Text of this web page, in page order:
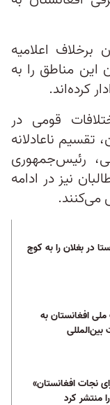
برخلاف اعلامیه
این مناطق را به
کرده‌اند.
قومی در
تقسیم ناعادلانه
رئیس‌جمهوری
نیز در ادامه
می‌کنند.
در بغلان را به کوچ
افغانستان به
نجات افغانستان»
منتشر کرد